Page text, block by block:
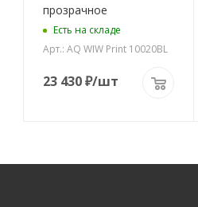
прозрачное
Есть на складе
Арт.: AQ WIW Print 10020BL
23 430₽/шт